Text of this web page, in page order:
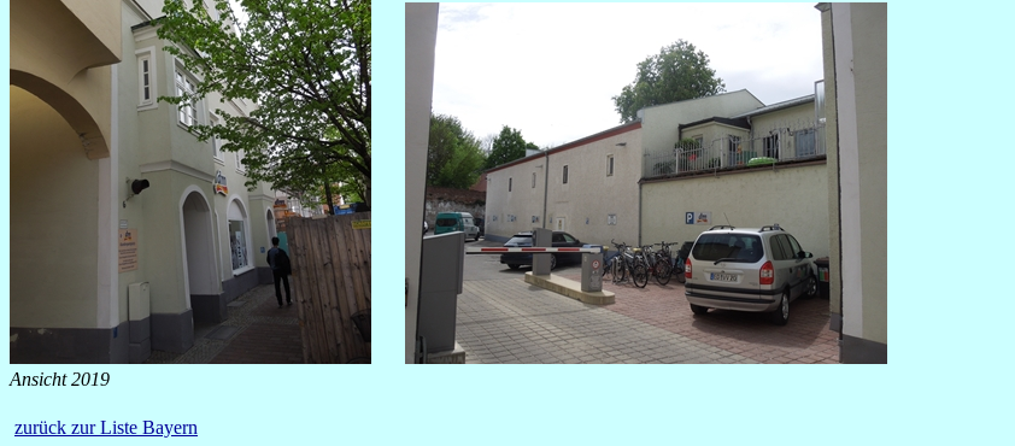
Ansicht 2019
zurück zur Liste Bayern